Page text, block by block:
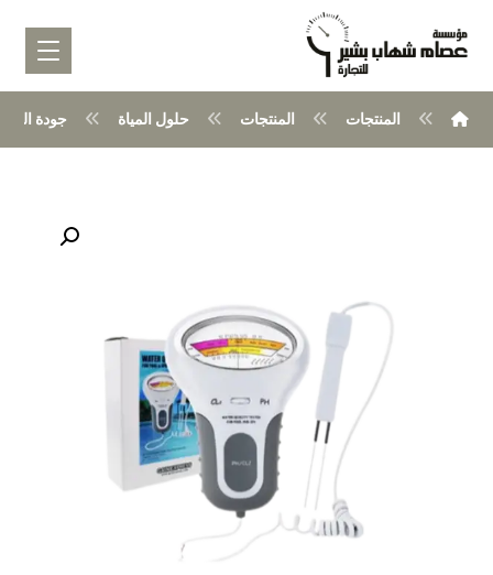
المنتجات المنتجات حلول المياة جودة